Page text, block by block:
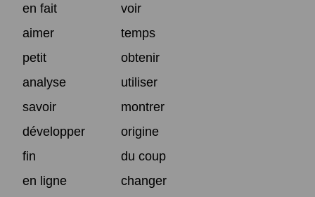
en fait
voir
aimer
temps
petit
obtenir
analyse
utiliser
savoir
montrer
développer
origine
fin
du coup
en ligne
changer